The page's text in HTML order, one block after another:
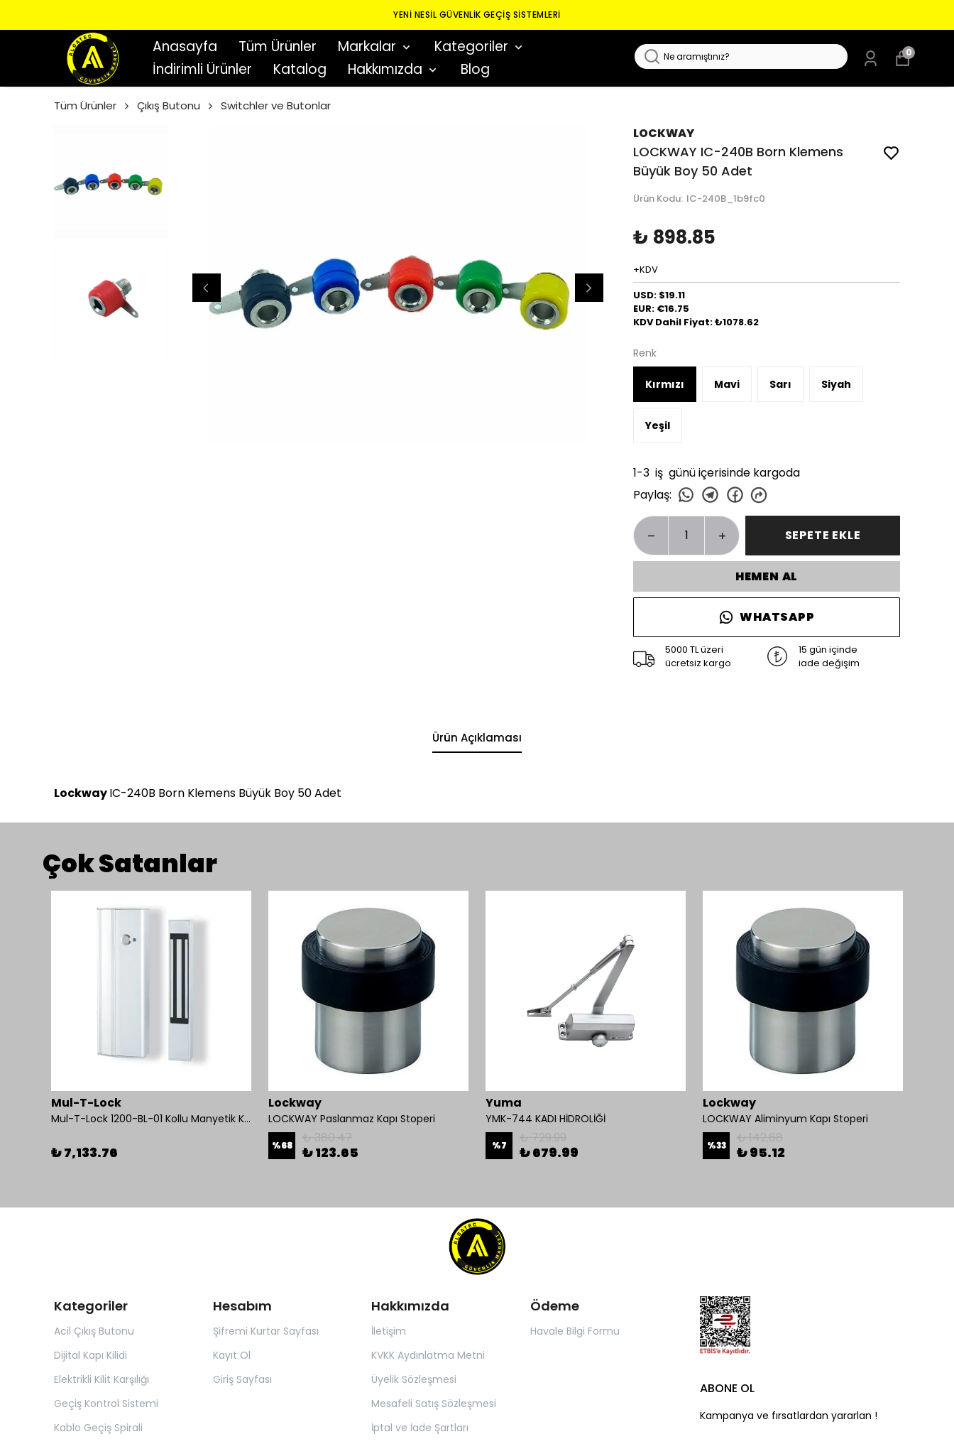
YENI NESIL GÜVENLIK GEÇIŞ SISTEMLERI
Anasayfa Tüm Ürünler Markalar
Kategoriler
İndirimli Ürünler
Katalog Hakkımızda Blog
0
Tüm Ürünler Çıkış Butonu Switchler ve Butonlar
LOCKWAY
LOCKWAY IC-240B Born Klemens
Büyük Boy 50 Adet
Ürün Kodu: IC-240B_1b9fc0
₺ 898.85
+KDV
USD: $19.11
EUR: €16.75
KDV Dahil Fiyat: ₺1078.62
Renk
Kırmızı Mavi Sarı Siyah
Yeşil
1-3 iş günü içerisinde kargoda
Paylaş:
SEPETE EKLE
HEMEN AL
WHATSAPP
5000 TL üzeri
ücretsiz kargo
15 gün içinde
iade değişim
Ürün Açıklaması
LockwayIC-240B Born Klemens Büyük Boy 50 Adet
Çok Satanlar
Mul-T-Lock
Mul-T-Lock 1200-BL-01 Kollu Manyetik Kilit 272 kg 600 Lbs
₺ 7,133.76
Lockway
LOCKWAY Paslanmaz Kapı Stoperi
%68 ₺ 123.65
Yuma
YMK-744 KADI HİDROLİĞİ
%7 ₺ 679.99
Lockway
LOCKWAY Aliminyum Kapı Stoperi
%33 ₺ 95.12
Kategoriler
Acil Çıkış Butonu
Dijital Kapı Kilidi
Elektrikli Kilit Karşılığı
Geçiş Kontrol Sistemi
Kablo Geçiş Spirali
Hesabım
Şifremi Kurtar Sayfası
Kayıt Ol
Giriş Sayfası
Hakkımızda
İletişim
KVKK Aydınlatma Metni
Üyelik Sözleşmesi
Mesafeli Satış Sözleşmesi
İptal ve İade Şartları
Ödeme
Havale Bilgi Formu
ABONE OL
Kampanya ve fırsatlardan yararlan !